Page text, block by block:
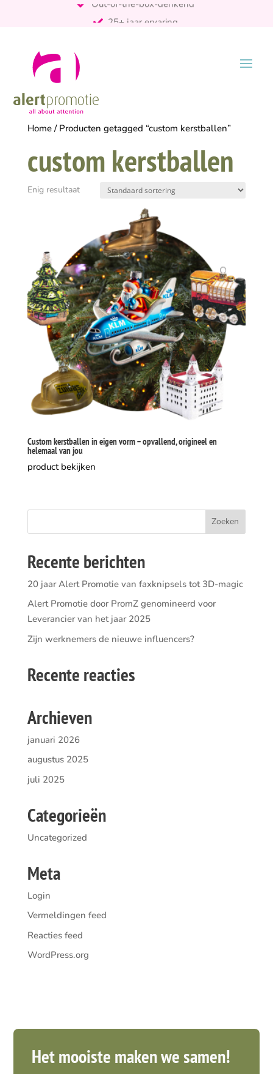
25+ jaar ervaring
Home/ Producten getagged “custom kerstballen”
custom kerstballen
Enig resultaat
Custom kerstballen in eigen vorm – opvallend, origineel en
helemaal van jou
product bekijken
Recente berichten
20 jaar Alert Promotie van faxknipsels tot 3D-magic
Alert Promotie door PromZ genomineerd voor
Leverancier van het jaar 2025
Zijn werknemers de nieuwe influencers?
Recente reacties
Archieven
januari 2026
augustus 2025
juli 2025
Categorieën
Uncategorized
Meta
Login
Vermeldingen feed
Reacties feed
WordPress.org
Het mooiste maken we samen!